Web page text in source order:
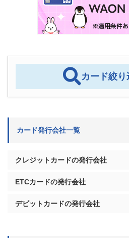
カード絞
カード発行会社一覧
クレジットカードの発行会社
ETCカードの発行会社
デビットカードの発行会社